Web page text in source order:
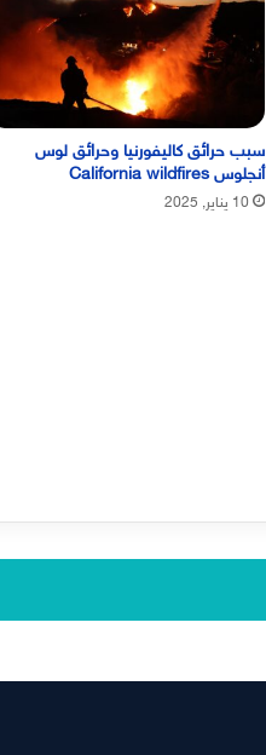
سبب حرائق كاليفورنيا وحرائق لوس
أنجلوس California wildfires
10 يناير, 2025